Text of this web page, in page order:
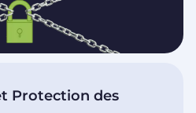
Protection des